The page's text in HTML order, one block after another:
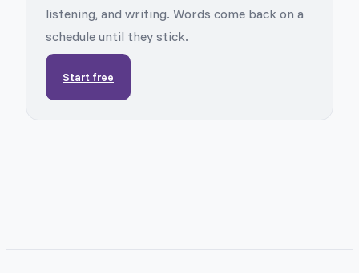
listening, and writing. Words come back on a
schedule until they stick.
Start free